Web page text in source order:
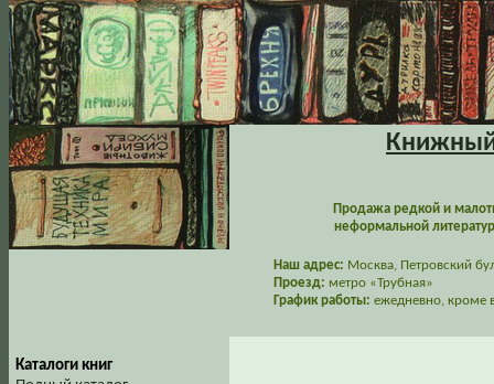
Книжный
Продажа редкой и
неформальной
Наш адрес: Москва, Петровский
Проезд: метро «Трубная»
График работы: ежедневно, кроме
Каталоги книг